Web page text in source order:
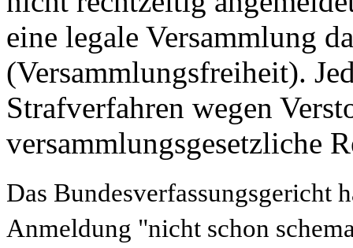
eine legale Versammlung
(Versammlungsfreiheit).
Strafverfahren wegen
versammlungsgesetzliche
Das Bundesverfassungsgericht
Anmeldung "nicht schon